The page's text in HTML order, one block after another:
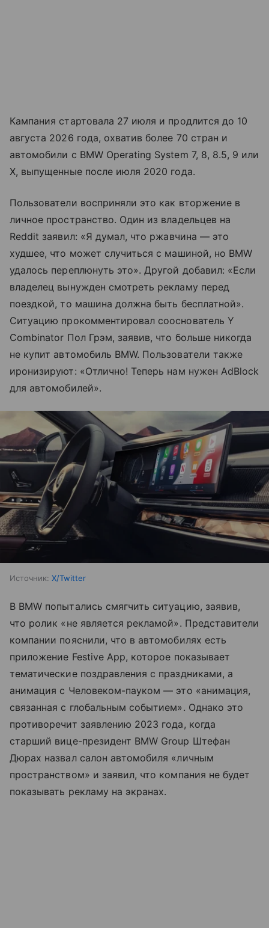
Кампания стартовала 27 июля и продлится до 10
августа 2026 года, охватив более 70 стран и
автомобили с BMW Operating System 7, 8, 8.5, 9 или
X, выпущенные после июля 2020 года.
Пользователи восприняли это как вторжение в
личное пространство. Один из владельцев на
Reddit заявил: «Я думал, что ржавчина — это
худшее, что может случиться с машиной, но BMW
удалось переплюнуть это». Другой добавил: «Если
владелец вынужден смотреть рекламу перед
поездкой, то машина должна быть бесплатной».
Ситуацию прокомментировал сооснователь Y
Combinator Пол Грэм, заявив, что больше никогда
не купит автомобиль BMW. Пользователи также
иронизируют: «Отлично! Теперь нам нужен AdBlock
для автомобилей».
Источник: X/Twitter
В BMW попытались смягчить ситуацию, заявив,
что ролик «не является рекламой». Представители
компании пояснили, что в автомобилях есть
приложение Festive App, которое показывает
тематические поздравления с праздниками, а
анимация с Человеком-пауком — это «анимация,
связанная с глобальным событием». Однако это
противоречит заявлению 2023 года, когда
старший вице-президент BMW Group Штефан
Дюрах назвал салон автомобиля «личным
пространством» и заявил, что компания не будет
показывать рекламу на экранах.